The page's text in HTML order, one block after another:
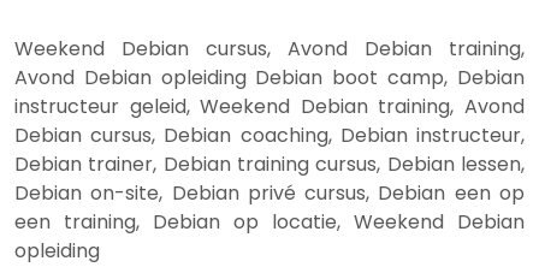
Weekend Debian cursus, Avond Debian training,
Avond Debian opleiding Debian boot camp, Debian
instructeur geleid, Weekend Debian training, Avond
Debian cursus, Debian coaching, Debian instructeur,
Debian trainer, Debian training cursus, Debian lessen,
Debian on-site, Debian privé cursus, Debian een op
een training, Debian op locatie, Weekend Debian
opleiding